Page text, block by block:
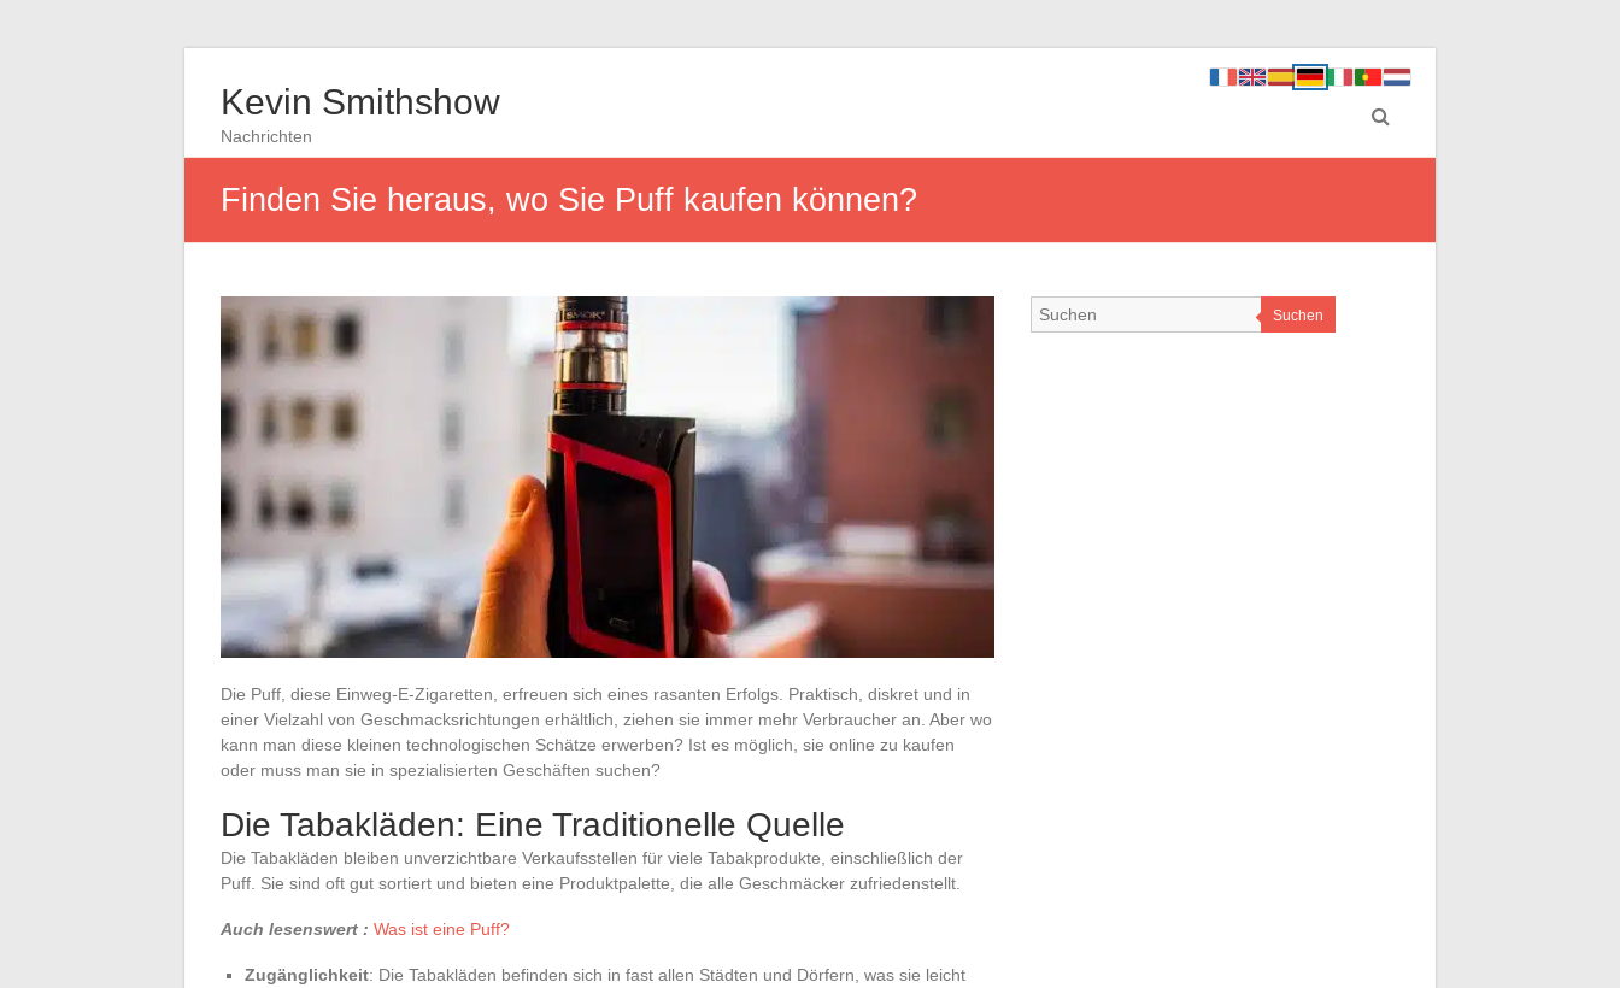
Kevin Smithshow
Nachrichten
Finden Sie heraus, wo Sie Puff kaufen können?
Die Puff, diese Einweg-E-Zigaretten, erfreuen sich eines rasanten Erfolgs. Praktisch, diskret und in
einer Vielzahl von Geschmacksrichtungen erhältlich, ziehen sie immer mehr Verbraucher an. Aber wo
kann man diese kleinen technologischen Schätze erwerben? Ist es möglich, sie online zu kaufen
oder muss man sie in spezialisierten Geschäften suchen?
Die Tabakläden: Eine Traditionelle Quelle
Die Tabakläden bleiben unverzichtbare Verkaufsstellen für viele Tabakprodukte, einschließlich der
Puff. Sie sind oft gut sortiert und bieten eine Produktpalette, die alle Geschmäcker zufriedenstellt.
Auch lesenswert : Was ist eine Puff?
Zugänglichkeit: Die Tabakläden befinden sich in fast allen Städten und Dörfern, was sie leicht
Suchen